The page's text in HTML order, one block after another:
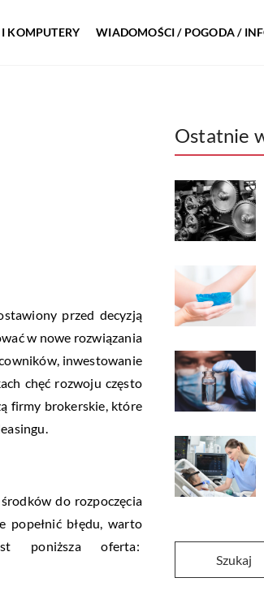
KOMPUTERY WIADOMOŚCI / POGODA /
przed decyzją
w nowe rozwiązania
inwestowanie
chęć rozwoju często
firmy brokerskie, które
do rozpoczęcia
popełnić błędu, warto
poniższa oferta:
Ostatnie